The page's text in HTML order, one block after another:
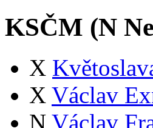
KSČM (N
X
X Václav
N Václav